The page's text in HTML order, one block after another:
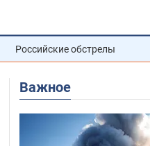
Российские обстрелы
Важное